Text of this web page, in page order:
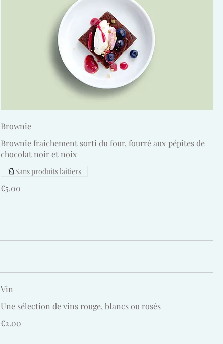
Brownie
Brownie fraîchement sorti du four, fourré aux pépites de
chocolat noir et noix
€5.00
Sans produits laitiers
Vin
Une sélection de vins rouge, blancs ou rosés
€2.00